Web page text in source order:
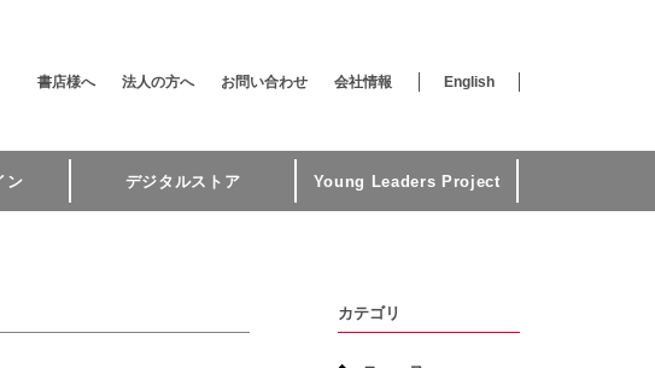
書店様へ 法人の方へ お問い合わせ 会社情報 English
ン デジタルストア Young Leaders Project
カテゴリ